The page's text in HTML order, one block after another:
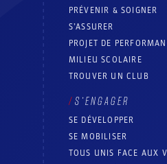
PRÉVENIR & SOIGNER
S’ASSURER
PROJET DE
MILIEU SCOLAIRE
TROUVER UN CLUB
S’ENGAGER
SE DÉVELOPPER
SE MOBILISER
TOUS UNIS FACE AUX